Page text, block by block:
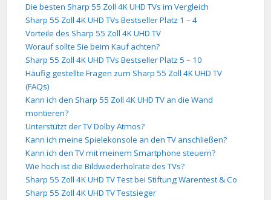
Die besten Sharp 55 Zoll 4K UHD TVs im Vergleich
Sharp 55 Zoll 4K UHD TVs Bestseller Platz 1 – 4
Vorteile des Sharp 55 Zoll 4K UHD TV
Worauf sollte Sie beim Kauf achten?
Sharp 55 Zoll 4K UHD TVs Bestseller Platz 5 – 10
Häufig gestellte Fragen zum Sharp 55 Zoll 4K UHD TV
(FAQs)
Kann ich den Sharp 55 Zoll 4K UHD TV an die Wand
montieren?
Unterstützt der TV Dolby Atmos?
Kann ich meine Spielekonsole an den TV anschließen?
Kann ich den TV mit meinem Smartphone steuern?
Wie hoch ist die Bildwiederholrate des TVs?
Sharp 55 Zoll 4K UHD TV Test bei Stiftung Warentest & Co
Sharp 55 Zoll 4K UHD TV Testsieger